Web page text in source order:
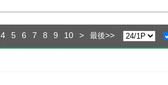
4 5 6 7 8 9 10 > 最後>>